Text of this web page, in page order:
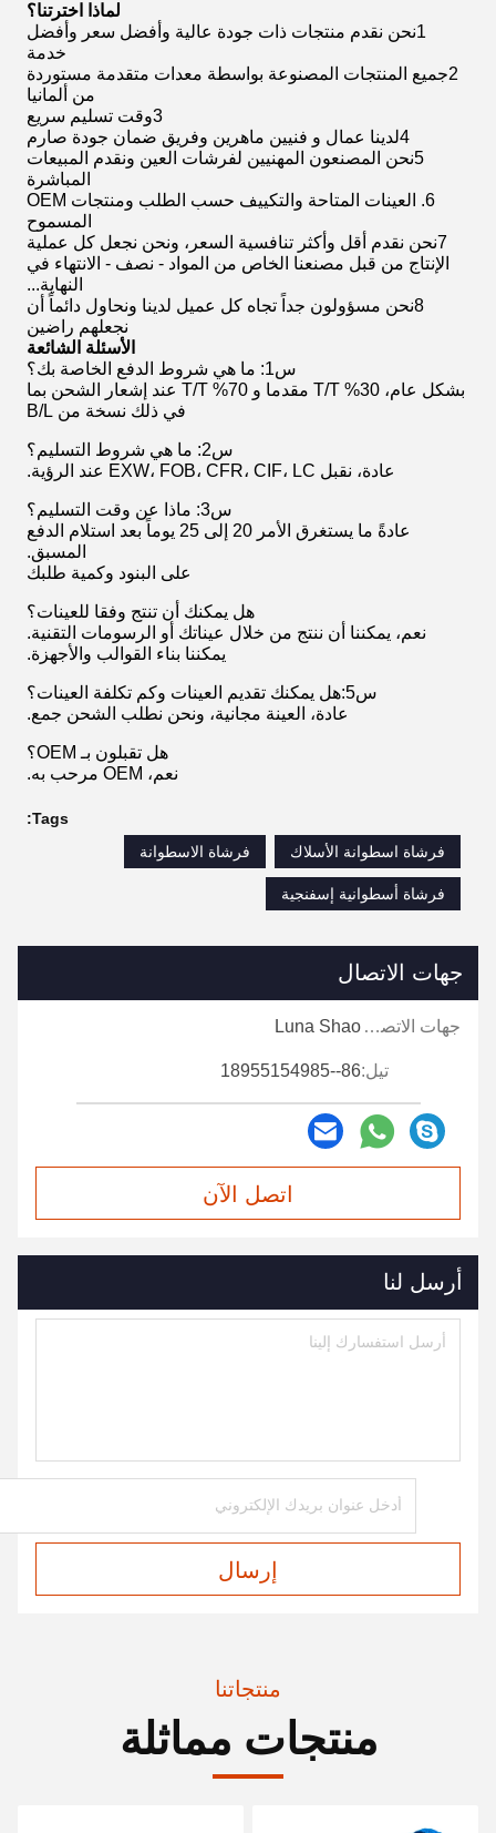
لماذا اخترتنا؟
1نحن نقدم منتجات ذات جودة عالية وأفضل سعر وأفضل
خدمة
2جميع المنتجات المصنوعة بواسطة معدات متقدمة مستوردة
من ألمانيا
3وقت تسليم سريع
4لدينا عمال و فنيين ماهرين وفريق ضمان جودة صارم
5نحن المصنعون المهنيين لفرشات العين ونقدم المبيعات
المباشرة
6. العينات المتاحة والتكييف حسب الطلب ومنتجات OEM
المسموح
7نحن نقدم أقل وأكثر تنافسية السعر، ونحن نجعل كل عملية
الإنتاج من قبل مصنعنا الخاص من المواد - نصف - الانتهاء في
النهاية...
8نحن مسؤولون جداً تجاه كل عميل لدينا ونحاول دائماً أن
نجعلهم راضين
الأسئلة الشائعة
س1: ما هي شروط الدفع الخاصة بك؟
بشكل عام، 30% T/T مقدما و 70% T/T عند إشعار الشحن بما
في ذلك نسخة من B/L
س2: ما هي شروط التسليم؟
عادة، نقبل EXW، FOB، CFR، CIF، LC عند الرؤية.
س3: ماذا عن وقت التسليم؟
عادةً ما يستغرق الأمر 20 إلى 25 يوماً بعد استلام الدفع
المسبق.
على البنود وكمية طلبك
هل يمكنك أن تنتج وفقا للعينات؟
نعم، يمكننا أن ننتج من خلال عيناتك أو الرسومات التقنية.
يمكننا بناء القوالب والأجهزة.
س5:هل يمكنك تقديم العينات وكم تكلفة العينات؟
عادة، العينة مجانية، ونحن نطلب الشحن جمع.
هل تقبلون بـ OEM؟
نعم، OEM مرحب به.
Tags:
فرشاة اسطوانة الأسلاك
فرشاة الاسطوانة
فرشاة أسطوانية إسفنجية
جهات الاتصال
جهات الاتصال: Luna Shao
تيل:86--18955154985
اتصل الآن
أرسل لنا
إرسال
منتجاتنا
منتجات مماثلة